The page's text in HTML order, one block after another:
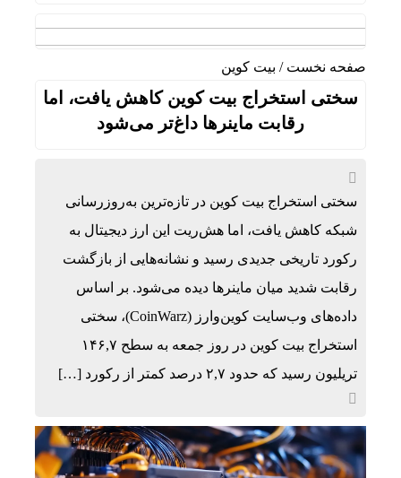
صفحه نخست / بیت کوین
سختی استخراج بیت‌ کوین کاهش یافت، اما
رقابت ماینرها داغ‌تر می‌شود
سختی استخراج بیت‌ کوین در تازه‌ترین به‌روزرسانی
شبکه کاهش یافت، اما هش‌ریت این ارز دیجیتال به
رکورد تاریخی جدیدی رسید و نشانه‌هایی از بازگشت
رقابت شدید میان ماینرها دیده می‌شود. بر اساس
داده‌های وب‌سایت کوین‌وارز (CoinWarz)، سختی
استخراج بیت‌ کوین در روز جمعه به سطح ۱۴۶,۷
تریلیون رسید که حدود ۲,۷ درصد کمتر از رکورد […]